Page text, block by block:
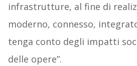
infrastrutture, al fine di
moderno, connesso,
tenga conto degli impatti
delle opere”.